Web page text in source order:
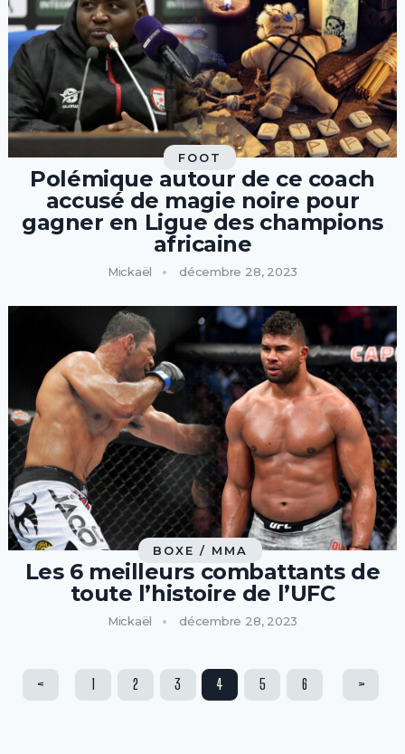
FOOT
Polémique autour de ce coach
accusé de magie noire pour
gagner en Ligue des champions
africaine
Mickaël décembre 28, 2023
BOXE / MMA
Les 6 meilleurs combattants de
toute l’histoire de l’UFC
Mickaël décembre 28, 2023
Navigation
< 1 2 3 4 5 6 >